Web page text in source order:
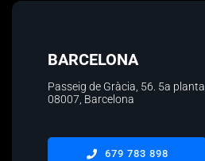
BARCELONA
Passeig de Gràcia, 56. 5a planta
08007, Barcelona
679 783 898